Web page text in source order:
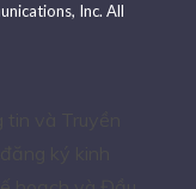
Inc. All